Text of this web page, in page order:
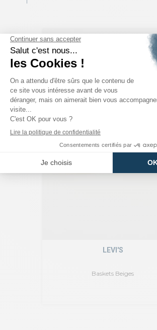
Baskets Beiges
LEVI'S